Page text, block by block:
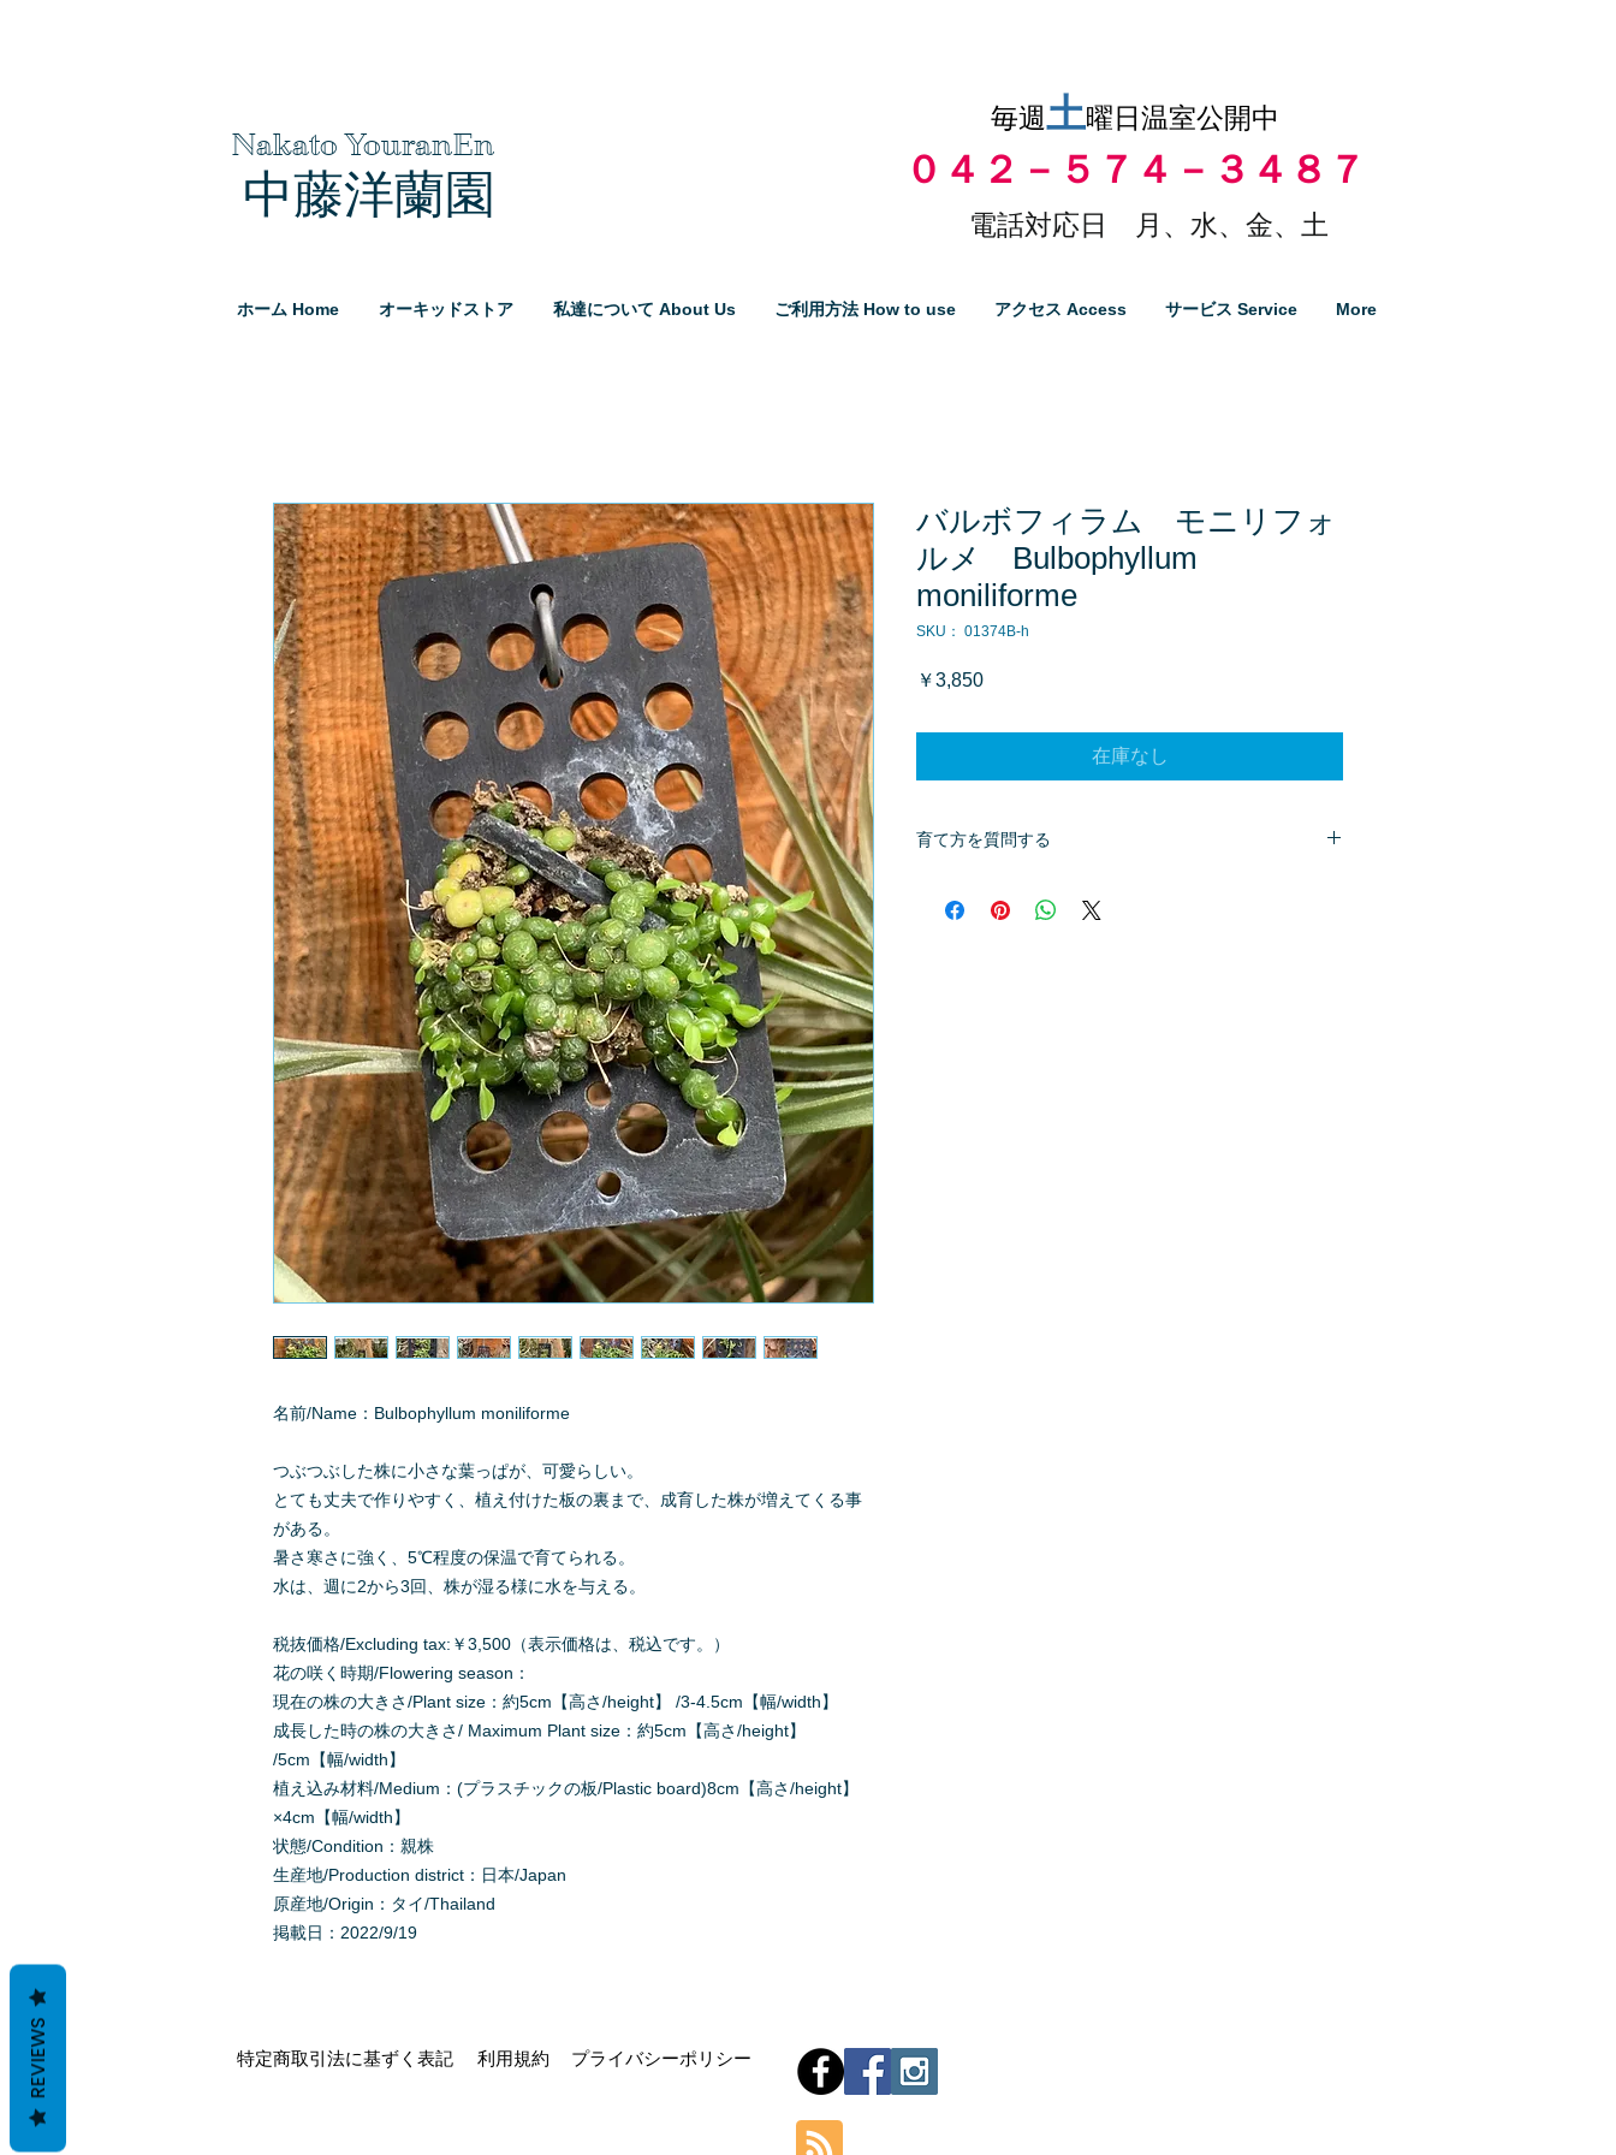
Nakato YouranEn
中藤洋蘭園
毎週土曜日温室公開中
０４２－５７４－３４８７
電話対応日 月、水、金、土
ホーム Home オーキッドストア 私達について About Us ご利用方法 How to use アクセス Access サービス Service More
名前/Name：Bulbophyllum moniliforme
つぶつぶした株に小さな葉っぱが、可愛らしい。
とても丈夫で作りやすく、植え付けた板の裏まで、成育した株が増えてくる事
がある。
暑さ寒さに強く、5℃程度の保温で育てられる。
水は、週に2から3回、株が湿る様に水を与える。
税抜価格/Excluding tax:￥3,500（表示価格は、税込です。）
花の咲く時期/Flowering season：
現在の株の大きさ/Plant size：約5cm【高さ/height】 /3-4.5cm【幅/width】
成長した時の株の大きさ/ Maximum Plant size：約5cm【高さ/height】
/5cm【幅/width】
植え込み材料/Medium：(プラスチックの板/Plastic board)8cm【高さ/height】
×4cm【幅/width】
状態/Condition：親株
生産地/Production district：日本/Japan
原産地/Origin：タイ/Thailand
掲載日：2022/9/19
バルボフィラム モニリフォ
ルメ Bulbophyllum
moniliforme
SKU： 01374B-h
￥3,850価
在庫なし
育て方を質問する
※質問へのお返事は、商品欄に掲載されます。
特定商取引法に基ずく表記 利用規約 プライバシーポリシー
REVIEWS